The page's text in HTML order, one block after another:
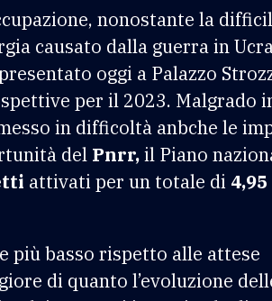
nonostante la
causato dalla guerra in
oggi a Palazzo
per il 2023. Malgrado
in difficoltà anbche le
del Pnrr,il Piano
attivati per un totale di 4,95
più basso rispetto alle attese
di quanto l’evoluzione